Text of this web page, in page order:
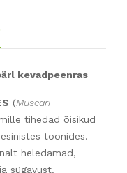
kevadpeenras
(Muscari
tihedad õisikud
toonides.
heledamad,
sügavust.